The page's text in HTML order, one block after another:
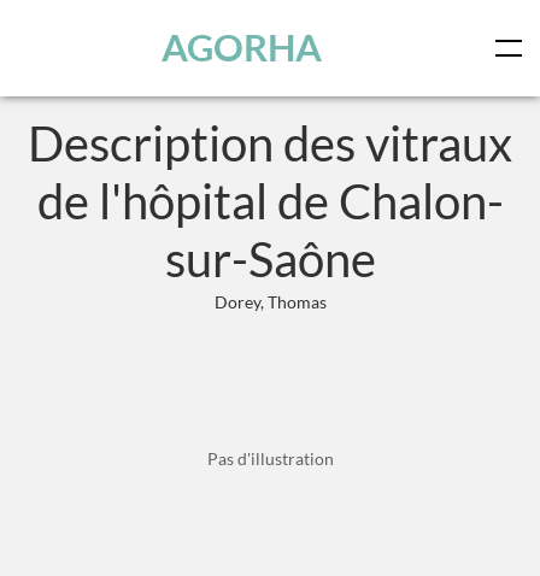
AGORHA
Description des vitraux
de l'hôpital de Chalon-
sur-Saône
Dorey, Thomas
Pas d'illustration